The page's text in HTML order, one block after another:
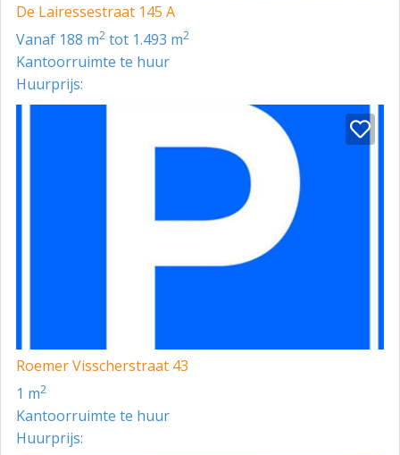
De Lairessestraat 145 A
vanaf 188 m2 tot 1.493 m2
Kantoorruimte te huur
Huurprijs:
Roemer Visscherstraat 43
1 m2
Kantoorruimte te huur
Huurprijs: